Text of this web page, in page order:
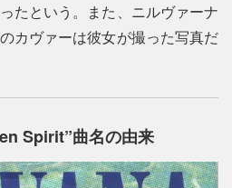
たという。また、ニルヴァーナ
カヴァーは彼女が撮った写真だ
Spirit”曲名の由来